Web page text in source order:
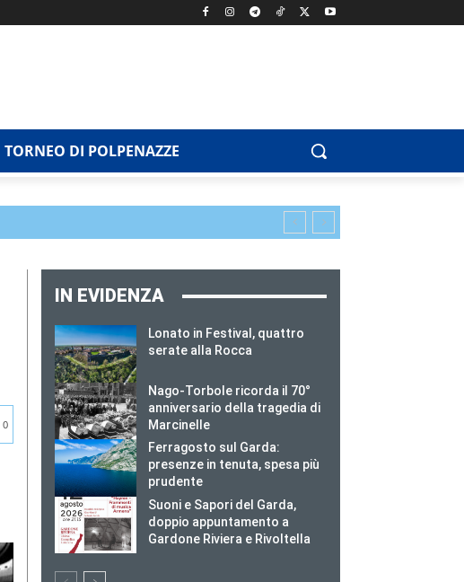
TORNEO DI POLPENAZZE
0
IN EVIDENZA
Lonato in Festival, quattro
serate alla Rocca
Nago-Torbole ricorda il 70°
anniversario della tragedia di
Marcinelle
Ferragosto sul Garda:
presenze in tenuta, spesa più
prudente
Suoni e Sapori del Garda,
doppio appuntamento a
Gardone Riviera e Rivoltella